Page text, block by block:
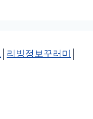
리빙정보꾸러미